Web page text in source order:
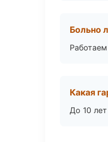
Больно
Какая
До 10